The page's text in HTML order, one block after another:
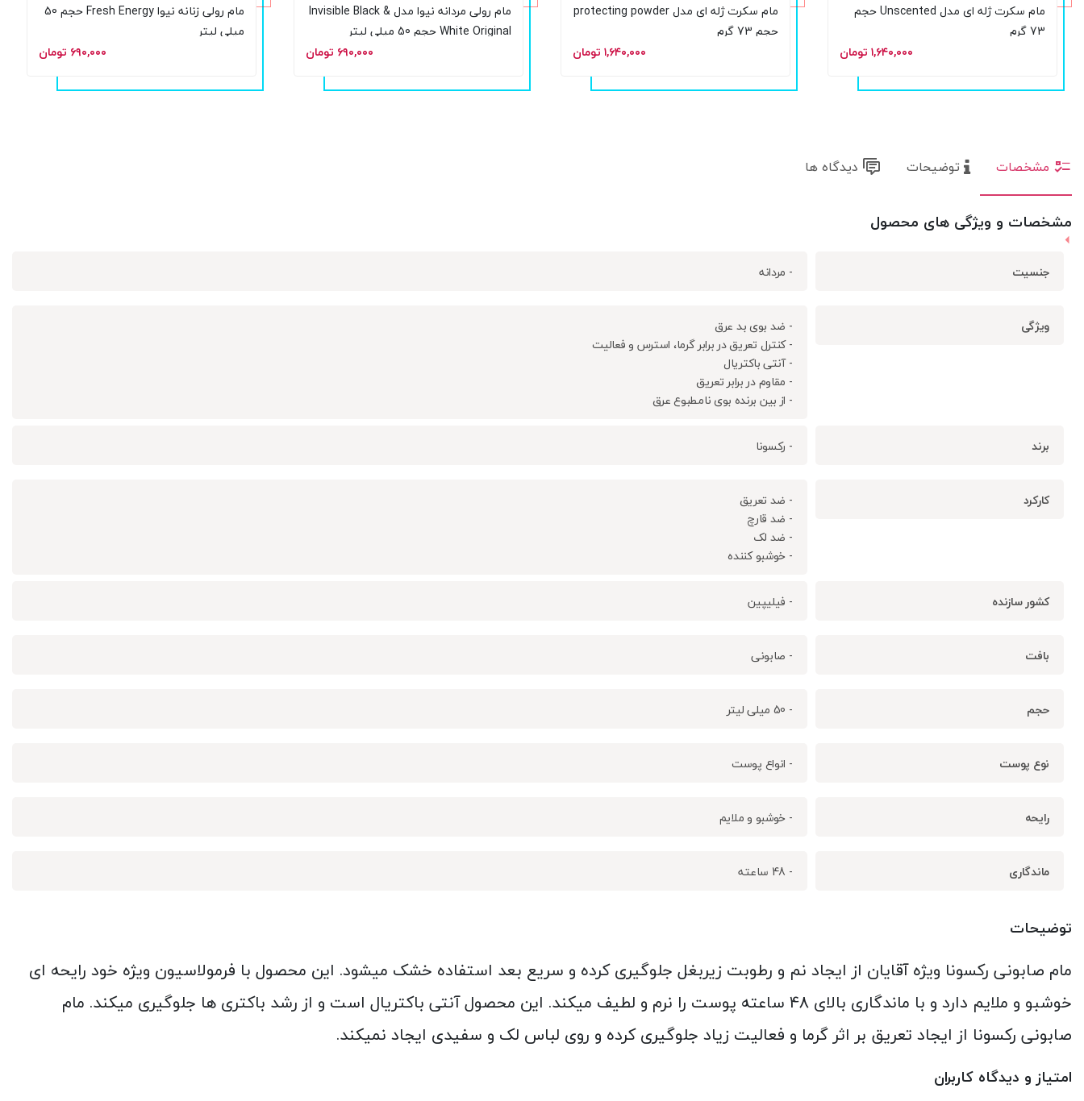
مام سکرت ژله ای مدل Unscented حجم
73 گرم
۱,۶۴۰,۰۰۰ تومان
مام سکرت ژله ای مدل protecting powder
حجم 73 گرم
۱,۶۴۰,۰۰۰ تومان
مام رولی مردانه نیوا مدل Invisible Black &
White Original حجم 50 میلی لیتر
۶۹۰,۰۰۰ تومان
مام رولی زنانه نیوا Fresh Energy حجم 50
میلی لیتر
۶۹۰,۰۰۰ تومان
مشخصات توضیحات دیدگاه ها
مشخصات و ویژگی های محصول
جنسیت - مردانه
ویژگی
- ضد بوی بد عرق
- کنترل تعریق در برابر گرما، استرس و فعالیت
- آنتی باکتریال
- مقاوم در برابر تعریق
- از بین برنده بوی نامطبوع عرق
برند - رکسونا
کارکرد
- ضد تعریق
- ضد قارچ
- ضد لک
- خوشبو کننده
کشور سازنده - فیلیپین
بافت - صابونی
حجم - 50 میلی لیتر
نوع پوست - انواع پوست
رایحه - خوشبو و ملایم
ماندگاری - 48 ساعته
توضیحات
مام صابونی رکسونا ویژه آقایان از ایجاد نم و رطوبت زیربغل جلوگیری کرده و سریع بعد استفاده خشک میشود. این محصول با فرمولاسیون ویژه خود رایحه ای
خوشبو و ملایم دارد و با ماندگاری بالای 48 ساعته پوست را نرم و لطیف میکند. این محصول آنتی باکتریال است و از رشد باکتری ها جلوگیری میکند. مام
صابونی رکسونا از ایجاد تعریق بر اثر گرما و فعالیت زیاد جلوگیری کرده و روی لباس لک و سفیدی ایجاد نمیکند.
امتیاز و دیدگاه کاربران